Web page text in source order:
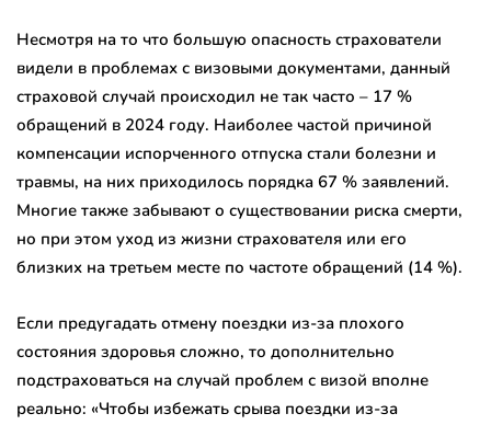
Несмотря на то что большую опасность страхователи
видели в проблемах с визовыми документами, данный
страховой случай происходил не так часто – 17 %
обращений в 2024 году. Наиболее частой причиной
компенсации испорченного отпуска стали болезни и
травмы, на них приходилось порядка 67 % заявлений.
Многие также забывают о существовании риска смерти,
но при этом уход из жизни страхователя или его
близких на третьем месте по частоте обращений (14 %).
Если предугадать отмену поездки из-за плохого
состояния здоровья сложно, то дополнительно
подстраховаться на случай проблем с визой вполне
реально: «Чтобы избежать срыва поездки из-за